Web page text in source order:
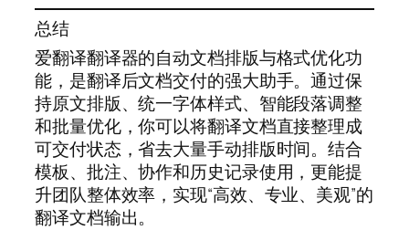
总结
爱翻译翻译器的自动文档排版与格式优化功
能，是翻译后文档交付的强大助手。通过保
持原文排版、统一字体样式、智能段落调整
和批量优化，你可以将翻译文档直接整理成
可交付状态，省去大量手动排版时间。结合
模板、批注、协作和历史记录使用，更能提
升团队整体效率，实现“高效、专业、美观”的
翻译文档输出。